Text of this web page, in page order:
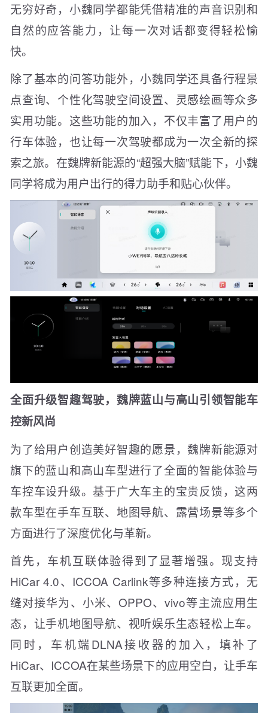
无穷好奇，小魏同学都能凭借精准的声音识别和
自然的应答能力，让每一次对话都变得轻松愉
快。
除了基本的问答功能外，小魏同学还具备行程景
点查询、个性化驾驶空间设置、灵感绘画等众多
实用功能。这些功能的加入，不仅丰富了用户的
行车体验，也让每一次驾驶都成为一次全新的探
索之旅。在魏牌新能源的“超强大脑”赋能下，小魏
同学将成为用户出行的得力助手和贴心伙伴。
全面升级智趣驾驶，魏牌蓝山与高山引领智能车
控新风尚
为了给用户创造美好智趣的愿景，魏牌新能源对
旗下的蓝山和高山车型进行了全面的智能体验与
车控车设升级。基于广大车主的宝贵反馈，这两
款车型在手车互联、地图导航、露营场景等多个
方面进行了深度优化与革新。
首先，车机互联体验得到了显著增强。现支持
HiCar 4.0、ICCOA Carlink等多种连接方式，无
缝对接华为、小米、OPPO、vivo等主流应用生
态，让手机地图导航、视听娱乐生态轻松上车。
同时，车机端DLNA接收器的加入，填补了
HiCar、ICCOA在某些场景下的应用空白，让手车
互联更加全面。